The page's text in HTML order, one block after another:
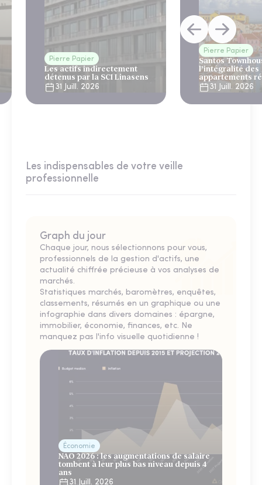
Pierre Papier
Les actifs indirectement
détenus par la SCI Linasens
31 Juill. 2026
Pierre Papier
Santos
l’intégralité des
appartements
Lisbonne
31 Juill. 2026
Les indispensables de votre veille
professionnelle
Graph du jour
Chaque jour, nous sélectionnons pour vous,
professionnels de la gestion d'actifs, une
actualité chiffrée précieuse à vos analyses de
marchés.
Statistiques marchés, baromètres, enquêtes,
classements, résumés en un graphique ou une
infographie dans divers domaines : épargne,
immobilier, économie, finances, etc. Ne
manquez pas l'info visuelle quotidienne !
Économie
NAO 2026 : les augmentations de salaire
tombent à leur plus bas niveau depuis 4
ans
31 Juill. 2026